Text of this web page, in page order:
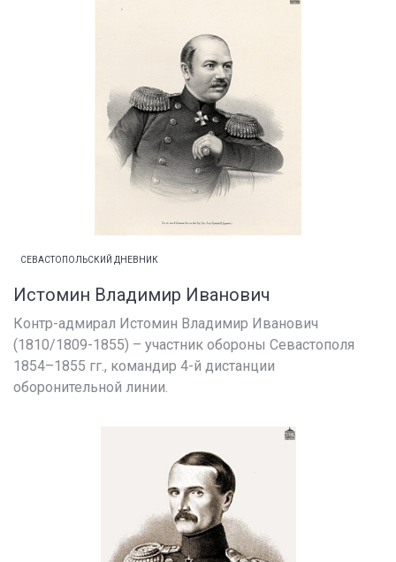
СЕВАСТОПОЛЬСКИЙ ДНЕВНИК
Истомин Владимир Иванович
Контр-адмирал Истомин Владимир Иванович
(1810/1809-1855) – участник обороны Севастополя
1854–1855 гг., командир 4-й дистанции
оборонительной линии.